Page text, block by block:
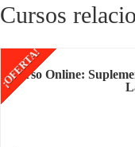
Cursos
Curso Online: